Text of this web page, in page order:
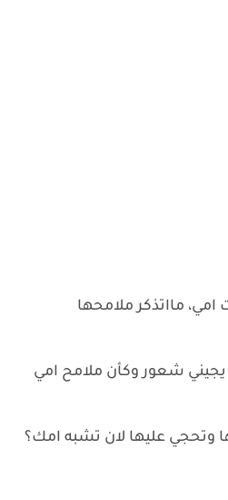
مااتذكر ملامحها
يجيني شعور وكأن ملامح امي
وتحجي عليها لان تشبه امك؟